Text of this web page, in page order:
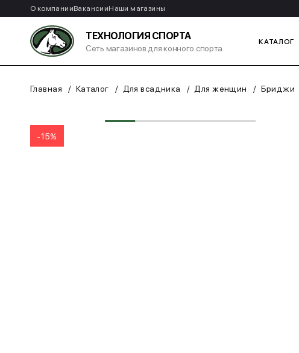
О компанииВакансииНаши магазины
ТЕХНОЛОГИЯ СПОРТА
Сеть магазинов для конного спорта
КАТАЛОГ
Главная Каталог Для всадника Для женщин Бриджи
-15%